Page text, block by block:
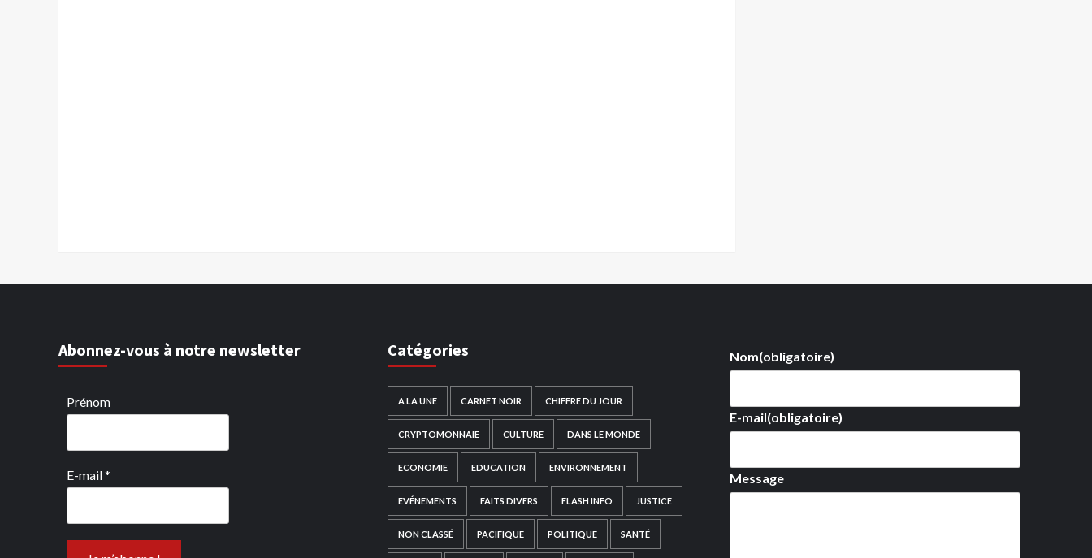
Abonnez-vous à notre newsletter
Prénom
E-mail*
Catégories
A LA UNE CARNET NOIR CHIFFRE DU JOUR
CRYPTOMONNAIE CULTURE DANS LE MONDE
ECONOMIE EDUCATION ENVIRONNEMENT
EVÉNEMENTS FAITS DIVERS FLASH INFO JUSTICE
NON CLASSÉ PACIFIQUE POLITIQUE SANTÉ
Nom(obligatoire)
E-mail(obligatoire)
Message